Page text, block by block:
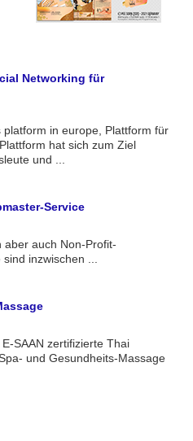
Networking für
in europe, Plattform für
hat sich zum Ziel
und ...
Service
aber auch Non-Profit-
inzwischen ...
SAAN zertifizierte Thai
und Gesundheits-Massage